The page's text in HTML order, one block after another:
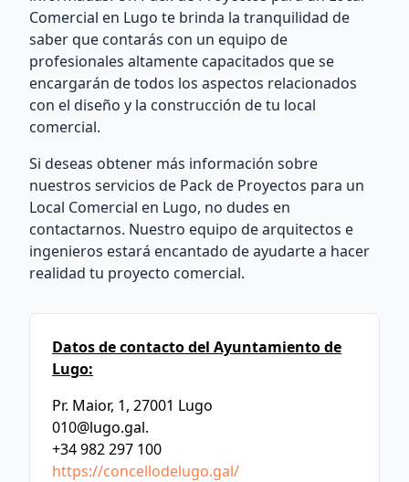
Comercial en Lugo te brinda la tranquilidad de
saber que contarás con un equipo de
profesionales altamente capacitados que se
encargarán de todos los aspectos relacionados
con el diseño y la construcción de tu local
comercial.
Si deseas obtener más información sobre
nuestros servicios de Pack de Proyectos para un
Local Comercial en Lugo, no dudes en
contactarnos. Nuestro equipo de arquitectos e
ingenieros estará encantado de ayudarte a hacer
realidad tu proyecto comercial.
Datos de contacto del Ayuntamiento de
Lugo:
Pr. Maior, 1, 27001 Lugo
010@lugo.gal.
+34 982 297 100
https://concellodelugo.gal/